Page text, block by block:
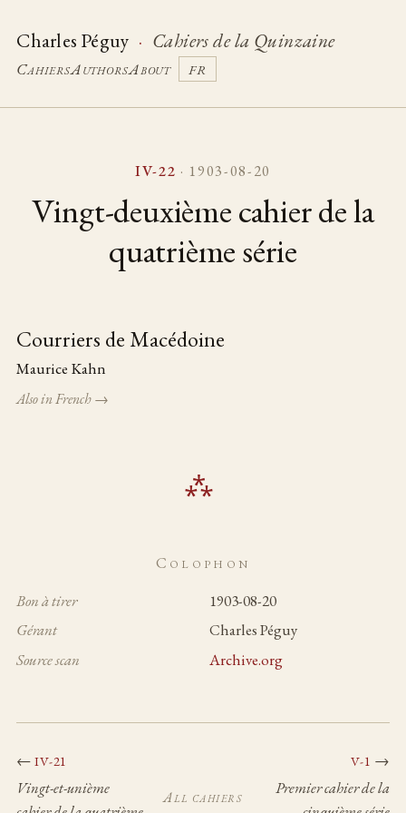
Charles Péguy · Cahiers de la Quinzaine
CahiersAuthorsAbout FR
IV-22 · 1903-08-20
Vingt-deuxième cahier de la
quatrième série
Table of pieces
Courriers de Macédoine
Maurice Kahn
Also in French →
Colophon
Bon à tirer
1903-08-20
Gérant
Charles Péguy
Source scan
Archive.org
←IV-21
Vingt-et-unième
All cahiers
V-1 →
Premier cahier de la